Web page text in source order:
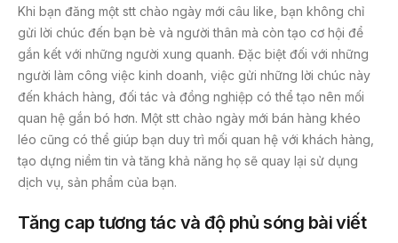
Khi bạn đăng một stt chào ngày mới câu like, bạn không chỉ
gửi lời chúc đến bạn bè và người thân mà còn tạo cơ hội để
gắn kết với những người xung quanh. Đặc biệt đối với những
người làm công việc kinh doanh, việc gửi những lời chúc này
đến khách hàng, đối tác và đồng nghiệp có thể tạo nên mối
quan hệ gắn bó hơn. Một stt chào ngày mới bán hàng khéo
léo cũng có thể giúp bạn duy trì mối quan hệ với khách hàng,
tạo dựng niềm tin và tăng khả năng họ sẽ quay lại sử dụng
dịch vụ, sản phẩm của bạn.
Tăng cap tương tác và độ phủ sóng bài viết